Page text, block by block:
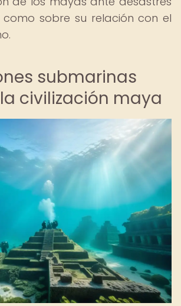
como sobre su relación con el
submarinas
civilización maya